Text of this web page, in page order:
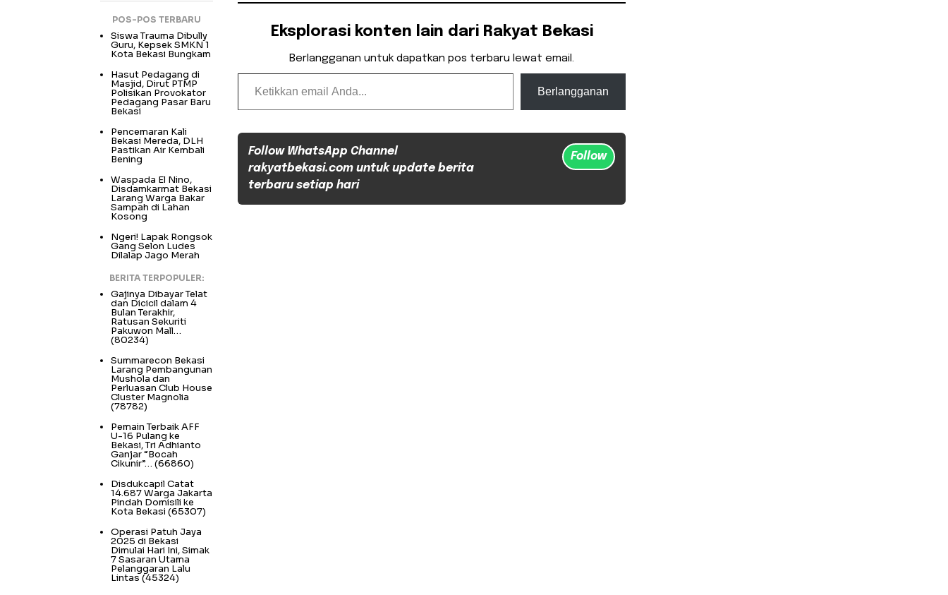
Eksplorasi konten lain dari Rakyat Bekasi
Berlangganan untuk dapatkan pos terbaru lewat email.
Ketikkan email Anda...
Berlangganan
Follow WhatsApp Channel
rakyatbekasi.com untuk update berita
terbaru setiap hari
Follow
POS-POS TERBARU
Siswa Trauma Dibully
Guru, Kepsek SMKN 1
Kota Bekasi Bungkam
Hasut Pedagang di
Masjid, Dirut PTMP
Polisikan Provokator
Pedagang Pasar Baru
Bekasi
Pencemaran Kali
Bekasi Mereda, DLH
Pastikan Air Kembali
Bening
Waspada El Nino,
Disdamkarmat Bekasi
Larang Warga Bakar
Sampah di Lahan
Kosong
Ngeri! Lapak Rongsok
Gang Selon Ludes
Dilalap Jago Merah
BERITA TERPOPULER:
Gajinya Dibayar Telat
dan Dicicil dalam 4
Bulan Terakhir,
Ratusan Sekuriti
Pakuwon Mall…
(80234)
Summarecon Bekasi
Larang Pembangunan
Mushola dan
Perluasan Club House
Cluster Magnolia
(78782)
Pemain Terbaik AFF
U-16 Pulang ke
Bekasi, Tri Adhianto
Ganjar “Bocah
Cikunir”… (66860)
Disdukcapil Catat
14.687 Warga Jakarta
Pindah Domisili ke
Kota Bekasi (65307)
Operasi Patuh Jaya
2025 di Bekasi
Dimulai Hari Ini, Simak
7 Sasaran Utama
Pelanggaran Lalu
Lintas(45324)